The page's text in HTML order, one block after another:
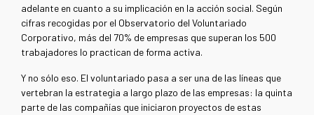
adelante en cuanto a su implicación en la acción social. Según
cifras recogidas por el Observatorio del Voluntariado
Corporativo, más del 70% de empresas que superan los 500
trabajadores lo practican de forma activa.
Y no sólo eso. El voluntariado pasa a ser una de las líneas que
vertebran la estrategia a largo plazo de las empresas: la quinta
parte de las compañías que iniciaron proyectos de estas